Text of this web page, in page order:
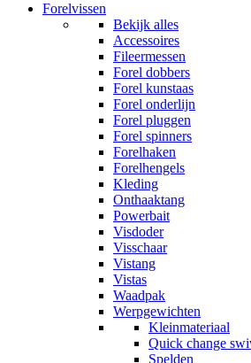
Forelvissen
Bekijk alles
Accessoires
Fileermessen
Forel dobbers
Forel kunstaas
Forel onderlijn
Forel pluggen
Forel spinners
Forelhaken
Forelhengels
Kleding
Onthaaktang
Powerbait
Visdoder
Visschaar
Vistang
Vistas
Waadpak
Werpgewichten
Kleinmateriaal
Quick change
Spelden